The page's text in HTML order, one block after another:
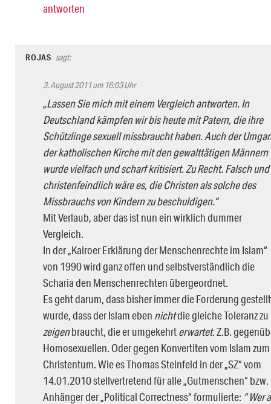
antworten
ROJAS sagt:
3. August 2011 um 16:03 Uhr
„Lassen Sie mich mit einem Vergleich antworten. In
Deutschland kämpfen wir bis heute mit Patern, die ihre
Schützlinge sexuell missbraucht haben. Auch der
der katholischen Kirche mit den gewalttätigen Männern
wurde vielfach und scharf kritisiert. Zu Recht. Falsch und
christenfeindlich wäre es, die Christen als solche des
Missbrauchs von Kindern zu beschuldigen.“
Mit Verlaub, aber das ist nun ein wirklich dummer
Vergleich.
In der „Kairoer Erklärung der Menschenrechte im Islam“
von 1990 wird ganz offen und selbstverständlich die
Scharia den Menschenrechten übergeordnet.
Es geht darum, dass bisher immer die Forderung gestellt
wurde, dass der Islam eben nichtdie gleiche Toleranz zu
zeigenbraucht, die er umgekehrterwartet.Z.B.
Homosexuellen. Oder gegen Konvertiten vom Islam zum
Christentum. Wie es Thomas Steinfeld in der „SZ“ vom
14.01.2010 stellvertretend für alle „Gutmenschen“ bzw.
Anhänger der „Political Correctness“ formulierte: “ Wer